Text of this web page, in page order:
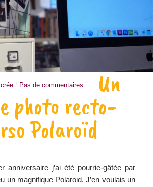
/ Pas de commentaires Un
photo recto-
Polaroïd
anniversaire j’ai été pourrie-gâtée par
un magnifique Polaroid. J’en voulais un